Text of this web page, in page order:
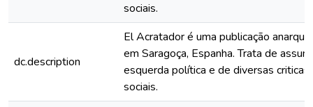
sociais.
dc.description
El Acratador é uma publicação
em Saragoça, Espanha. Trata de
esquerda política e de diversas
sociais.